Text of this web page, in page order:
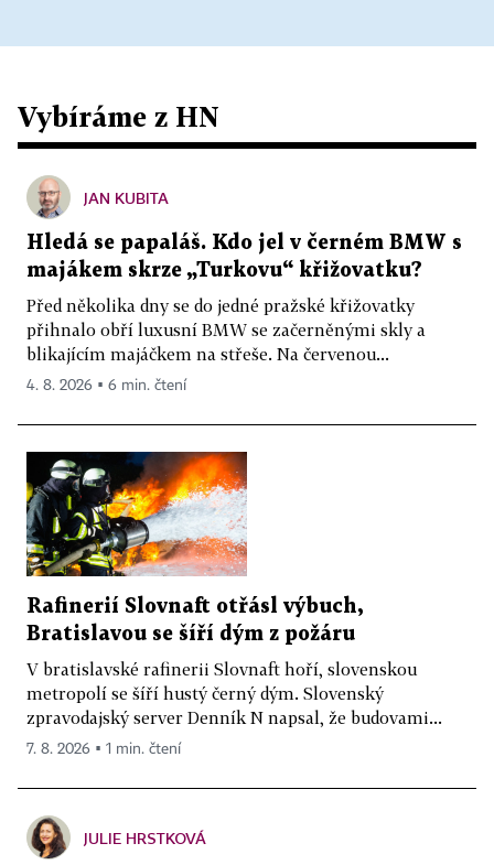
Vybíráme z HN
JAN KUBITA
Hledá se papaláš. Kdo jel v černém BMW s
majákem skrze „Turkovu“ křižovatku?
Před několika dny se do jedné pražské křižovatky
přihnalo obří luxusní BMW se začerněnými skly a
blikajícím majáčkem na střeše. Na červenou...
4. 8. 2026 ▪ 6 min. čtení
Rafinerií Slovnaft otřásl výbuch,
Bratislavou se šíří dým z požáru
V bratislavské rafinerii Slovnaft hoří, slovenskou
metropolí se šíří hustý černý dým. Slovenský
zpravodajský server Denník N napsal, že budovami...
7. 8. 2026 ▪ 1 min. čtení
JULIE HRSTKOVÁ